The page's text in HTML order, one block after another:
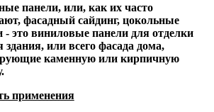
панели, или, как их часто
фасадный сайдинг, цокольные
- это виниловые панели для отделки
здания, или всего фасада дома,
каменную или кирпичную
применения